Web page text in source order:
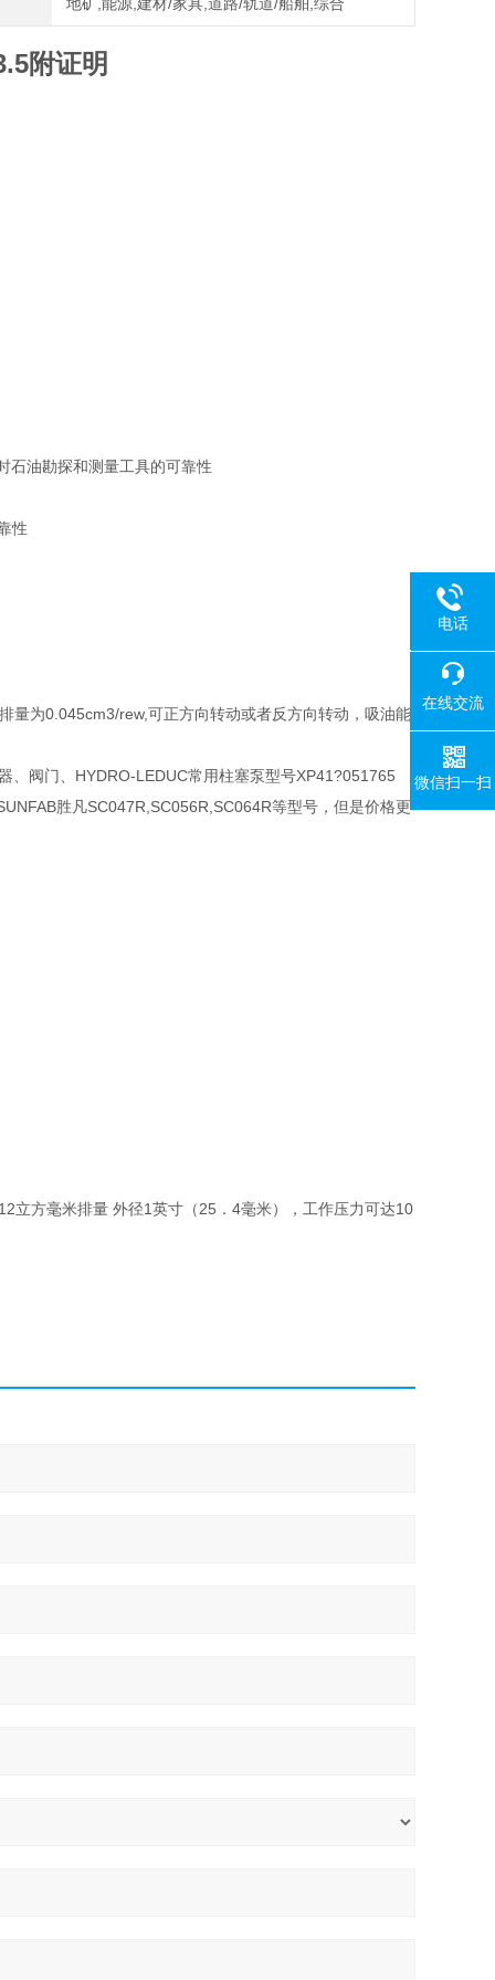
附证明
石油勘探和测量工具的可靠性
性
量为0.045cm3/rew,可正方向转动或者反方向转动，吸油能
、阀门、HYDRO-LEDUC常用柱塞泵型号XP41?051765
胜凡SC047R,SC056R,SC064R等型号，但是价格更
立方毫米排量 外径1英寸（25．4毫米），工作压力可达10
电话
在线交流
微信扫一扫